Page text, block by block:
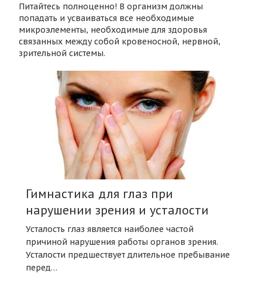
Питайтесь полноценно! В организм должны
попадать и усваиваться все необходимые
микроэлементы, необходимые для здоровья
связанных между собой кровеносной, нервной,
зрительной системы.
Гимнастика для глаз при
нарушении зрения и усталости
Усталость глаз является наиболее частой
причиной нарушения работы органов зрения.
Усталости предшествует длительное пребывание
перед…